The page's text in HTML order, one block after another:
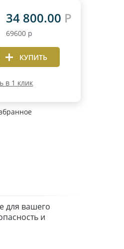
34 800.00 Р
69600 р
КУПИТЬ
в 1 клик
для вашего
и